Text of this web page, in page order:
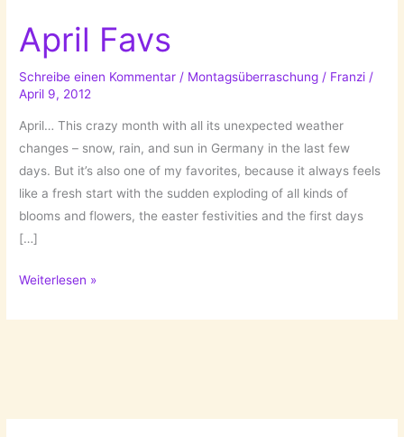
April Favs
Schreibe einen Kommentar / Montagsüberraschung / Franzi /
April 9, 2012
April… This crazy month with all its unexpected weather
changes – snow, rain, and sun in Germany in the last few
days. But it’s also one of my favorites, because it always feels
like a fresh start with the sudden exploding of all kinds of
blooms and flowers, the easter festivities and the first days
[…]
April
Weiterlesen »